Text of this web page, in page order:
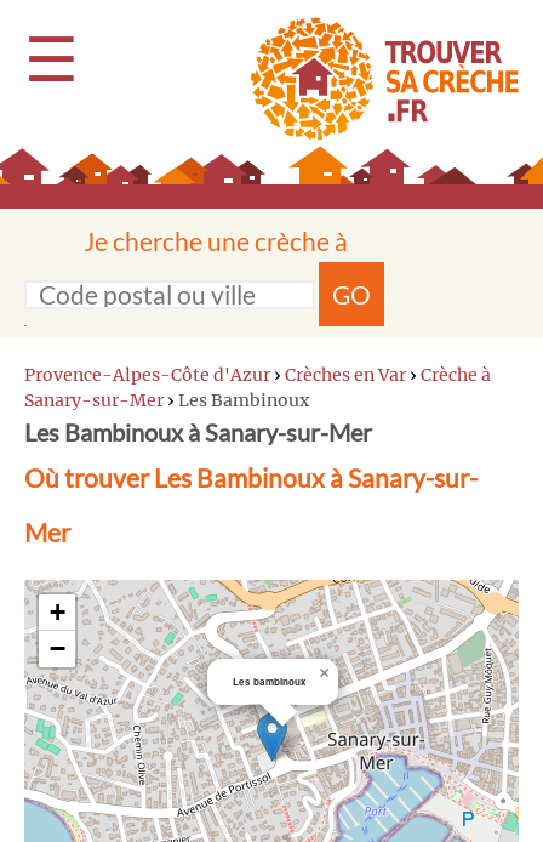
☰
Je cherche une crèche à
GO
Provence-Alpes-Côte d'Azur › Crèches en Var › Crèche à
Sanary-sur-Mer › Les Bambinoux
Les Bambinoux à Sanary-sur-Mer
Où trouver Les Bambinoux à Sanary-sur-
Mer
Les bambinoux ×
+
−